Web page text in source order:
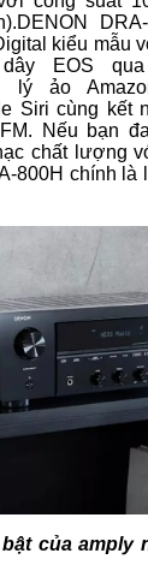
kiểu mẫu
EOS qua
lý ảo
Siri cùng kết
Nếu bạn
chất lượng
800H chính là
của amply